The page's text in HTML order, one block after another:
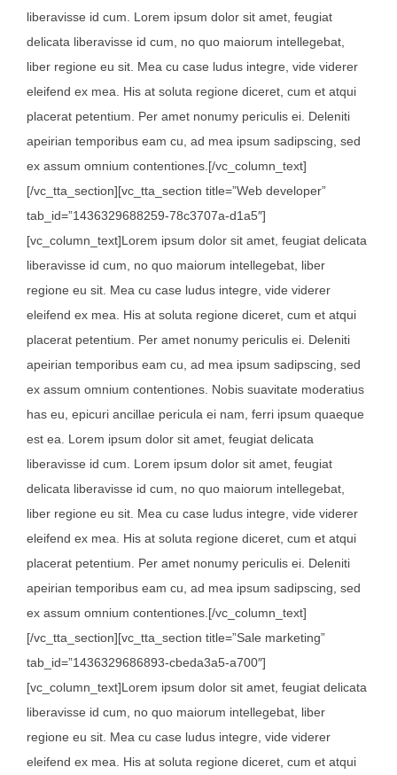
liberavisse id cum. Lorem ipsum dolor sit amet, feugiat
delicata liberavisse id cum, no quo maiorum intellegebat,
liber regione eu sit. Mea cu case ludus integre, vide viderer
eleifend ex mea. His at soluta regione diceret, cum et atqui
placerat petentium. Per amet nonumy periculis ei. Deleniti
apeirian temporibus eam cu, ad mea ipsum sadipscing, sed
ex assum omnium contentiones.[/vc_column_text]
[/vc_tta_section][vc_tta_section title=”Web developer”
tab_id=”1436329688259-78c3707a-d1a5″]
[vc_column_text]Lorem ipsum dolor sit amet, feugiat delicata
liberavisse id cum, no quo maiorum intellegebat, liber
regione eu sit. Mea cu case ludus integre, vide viderer
eleifend ex mea. His at soluta regione diceret, cum et atqui
placerat petentium. Per amet nonumy periculis ei. Deleniti
apeirian temporibus eam cu, ad mea ipsum sadipscing, sed
ex assum omnium contentiones. Nobis suavitate moderatius
has eu, epicuri ancillae pericula ei nam, ferri ipsum quaeque
est ea. Lorem ipsum dolor sit amet, feugiat delicata
liberavisse id cum. Lorem ipsum dolor sit amet, feugiat
delicata liberavisse id cum, no quo maiorum intellegebat,
liber regione eu sit. Mea cu case ludus integre, vide viderer
eleifend ex mea. His at soluta regione diceret, cum et atqui
placerat petentium. Per amet nonumy periculis ei. Deleniti
apeirian temporibus eam cu, ad mea ipsum sadipscing, sed
ex assum omnium contentiones.[/vc_column_text]
[/vc_tta_section][vc_tta_section title=”Sale marketing”
tab_id=”1436329686893-cbeda3a5-a700″]
[vc_column_text]Lorem ipsum dolor sit amet, feugiat delicata
liberavisse id cum, no quo maiorum intellegebat, liber
regione eu sit. Mea cu case ludus integre, vide viderer
eleifend ex mea. His at soluta regione diceret, cum et atqui